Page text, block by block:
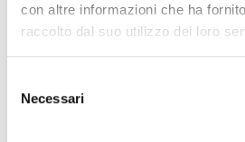
con altre informazioni che ha
raccolto dal suo utilizzo dei loro
delNecessari
La tua
Pianifica dove dormire, dove